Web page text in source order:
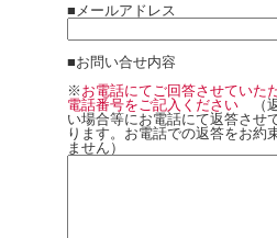
■メールアドレス
■お問い合せ内容
※ お電話にてご回答させていた
電話番号をご記入ください （
い場合等にお電話にて返答させ
ります。お電話での返答をお約
ません）